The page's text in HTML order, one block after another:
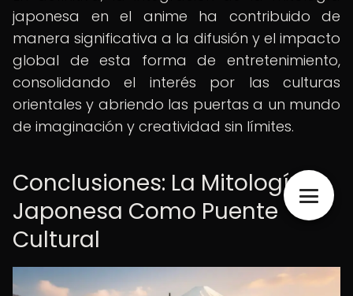
japonesa en el anime ha contribuido de
manera significativa a la difusión y el impacto
global de esta forma de entretenimiento,
consolidando el interés por las culturas
orientales y abriendo las puertas a un mundo
de imaginación y creatividad sin límites.
Conclusiones: La Mitología
Japonesa Como Puente
Cultural